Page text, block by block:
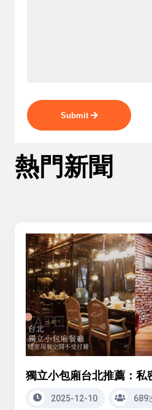
Submit
熱門新聞
獨立小包廂台北推薦：私
2025-12-10 689